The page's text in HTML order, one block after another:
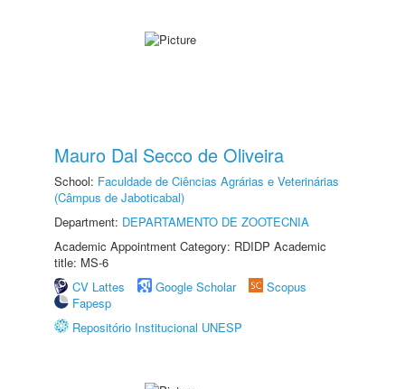
Mauro Dal Secco de Oliveira
School: Faculdade de Ciências Agrárias e Veterinárias
(Câmpus de Jaboticabal)
Department: DEPARTAMENTO DE ZOOTECNIA
Academic Appointment Category: RDIDP Academic
title: MS-6
CV Lattes
Google Scholar
Scopus
Fapesp
Repositório Institucional UNESP